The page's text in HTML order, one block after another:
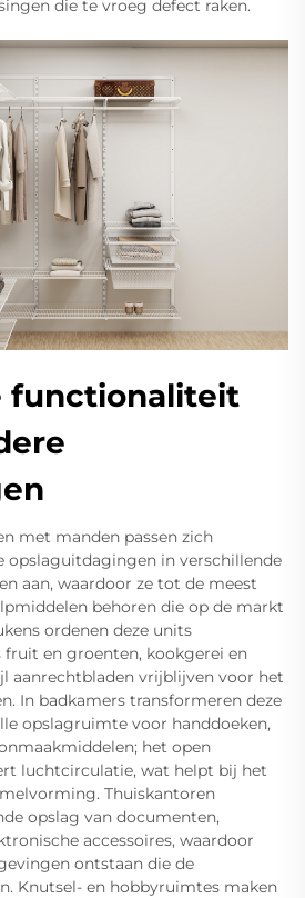
die te vroeg defect raken.
functionaliteit
met manden passen zich
opslaguitdagingen in verschillende
aan, waardoor ze tot de meest
behoren die op de markt
ordenen deze units
fruit en groenten, kookgerei en
aanrechtbladen vrijblijven voor het
In badkamers transformeren deze
opslagruimte voor handdoeken,
het open
luchtcirculatie, wat helpt bij het
Thuiskantoren
opslag van documenten,
accessoires, waardoor
ontstaan die de
Knutsel- en hobbyruimtes maken